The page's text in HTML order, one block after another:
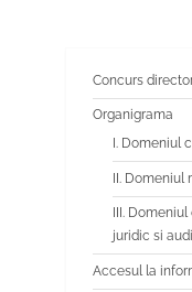
Concurs
Organigrama
I. Domeniul
II. Domeniul
III.
juridic si
Accesul la